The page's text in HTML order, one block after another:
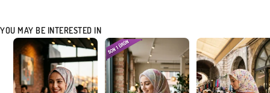
YOU MAY BE INTERESTED IN